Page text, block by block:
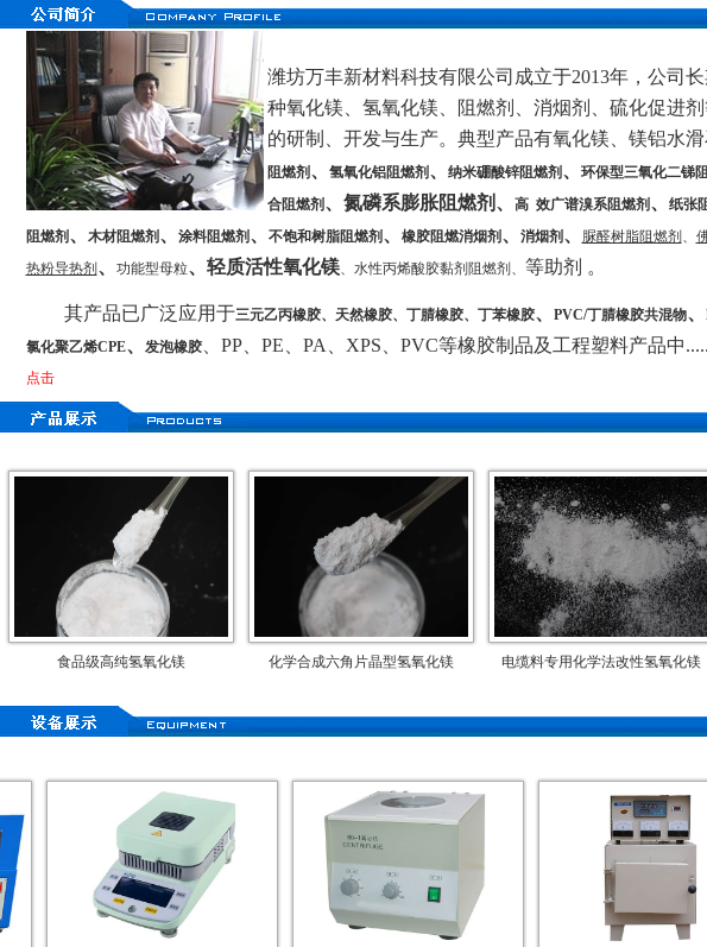
潍坊万丰新材料科技有限公司成立于2013年，公司
种氧化镁、氢氧化镁、阻燃剂、消烟剂、硫化促进剂
的研制、开发与生产。典型产品有氧化镁、镁铝水滑
阻燃剂、 氢氧化铝阻燃剂、 纳米硼酸锌阻燃剂、 环保型三氧化二锑
合阻燃剂、氮磷系膨胀阻燃剂、 高 效广谱溴系阻燃剂、 纸张
阻燃剂、 木材阻燃剂、 涂料阻燃剂、 不饱和树脂阻燃剂、 橡胶阻燃消烟剂、 消烟剂、 脲醛树脂阻燃剂 、
热粉导热剂、 功能型母粒、 轻质活性氧化镁、水性丙烯酸胶黏剂阻燃剂、 等助剂 。
其产品已广泛应用于三元乙丙橡胶、天然橡胶、丁腈橡胶、丁苯橡胶、 PVC/丁腈橡胶共混物、
氯化聚乙烯CPE、 发泡橡胶、PP、PE、PA、XPS、PVC等橡胶制品及工程塑料产品中
点击
食品级高纯氢氧化镁 化学合成六角片晶型氢氧化镁 电缆料专用化学法改性氢氧化镁